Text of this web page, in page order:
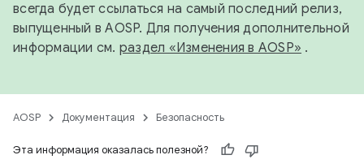
всегда будет ссылаться на самый последний релиз,
выпущенный в AOSP. Для получения дополнительной
информации см. раздел «Изменения в AOSP» .
AOSP Документация Безопасность
Эта информация оказалась полезной?